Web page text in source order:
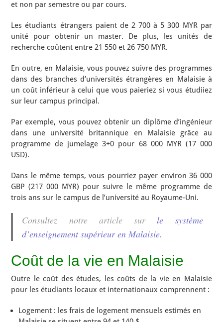
et non par semestre ou par cours.
Les étudiants étrangers paient de 2 700 à 5 300 MYR par
unité pour obtenir un master. De plus, les unités de
recherche coûtent entre 21 550 et 26 750 MYR.
En outre, en Malaisie, vous pouvez suivre des programmes
dans des branches d’universités étrangères en Malaisie à
un coût inférieur à celui que vous paieriez si vous étudiiez
sur leur campus principal.
Par exemple, vous pouvez obtenir un diplôme d’ingénieur
dans une université britannique en Malaisie grâce au
programme de jumelage 3+0 pour 68 000 MYR (17 000
USD).
Dans le même temps, vous pourriez payer environ 36 000
GBP (217 000 MYR) pour suivre le même programme de
trois ans sur le campus de l’université au Royaume-Uni.
Consultez notre article surle système
d’enseignement supérieur en Malaisie.
Coût de la vie en Malaisie
Outre le coût des études, les coûts de la vie en Malaisie
pour les étudiants locaux et internationaux comprennent :
Logement : les frais de logement mensuels estimés en